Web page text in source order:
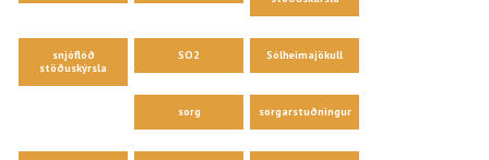
snjóflóð
stöðuskýrsla
SO2 Sólheimajökull
sorg sorgarstuðningur